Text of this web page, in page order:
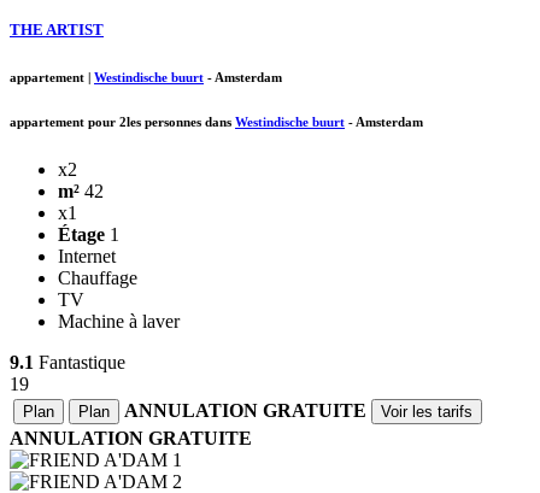
THE ARTIST
appartement | Westindische buurt - Amsterdam
appartement pour 2les personnes dans Westindische buurt - Amsterdam
x2
m² 42
x1
Étage 1
Internet
Chauffage
TV
Machine à laver
9.1 Fantastique
19
Plan Plan ANNULATION GRATUITE Voir les tarifs
ANNULATION GRATUITE